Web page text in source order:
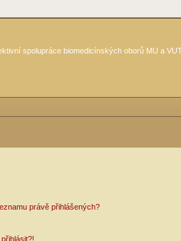
spolupráce biomedicínských oborů MU a
právě přihlášených?